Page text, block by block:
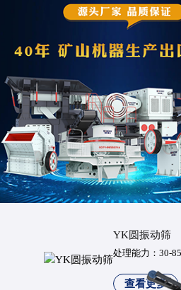
YK圆振动筛
处理能力：30-
查看更多